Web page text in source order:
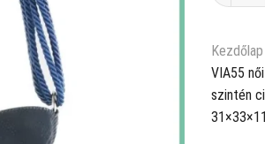
Kezdőlap
VIA55
szintén